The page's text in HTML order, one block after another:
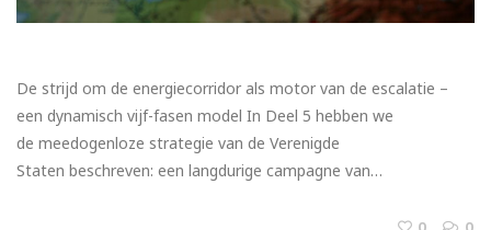
De strijd om de energiecorridor als motor van de escalatie –
een dynamisch vijf-fasen model In Deel 5 hebben we
de meedogenloze strategie van de Verenigde
Staten beschreven: een langdurige campagne van…